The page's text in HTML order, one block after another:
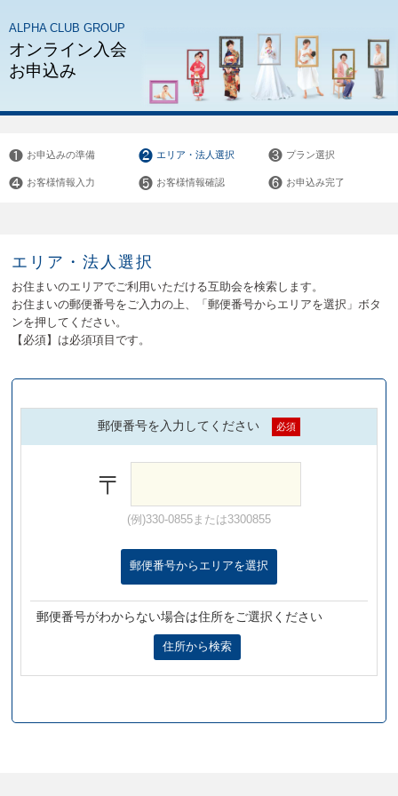
ALPHA CLUB GROUP
オンライン入会
お申込み
❶ お申込みの準備 ❷ エリア・法人選択 ❸ プラン選択
❹ お客様情報入力 ❺ お客様情報確認 ❻ お申込み完了
エリア・法人選択
お住まいのエリアでご利用いただける互助会を検索します。
お住まいの郵便番号をご入力の上、「郵便番号からエリアを選択」ボタ
ンを押してください。
【必須】 は必須項目です。
郵便番号を入力してください 必須
〒
(例)330-0855または3300855
郵便番号からエリアを選択
該当する住所を選択の上、「決定」ボタンを押してくださ
郵便番号がわからない場合は住所をご選択ください
住所から検索
検索します。
さい。
市（郡）区町村
決定